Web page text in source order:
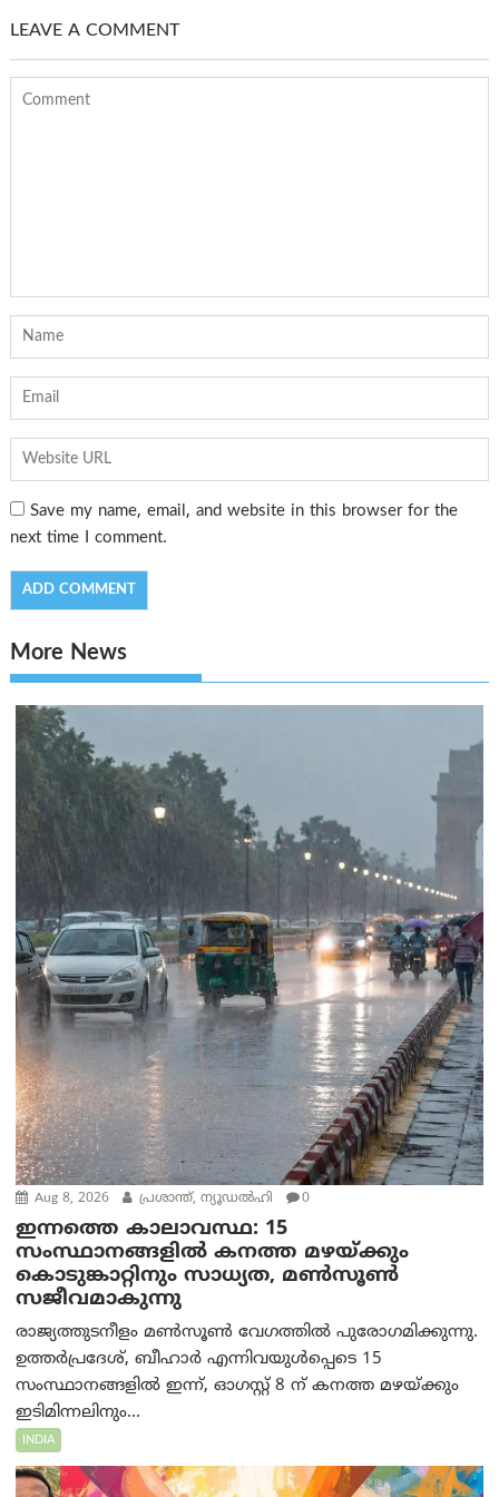
LEAVE A COMMENT
Save my name, email, and website in this browser for the
next time I comment.
More News
Aug 8, 2026 പ്രശാന്ത്, ന്യൂഡല്‍ഹി 0
ഇന്നത്തെ കാലാവസ്ഥ: 15
സംസ്ഥാനങ്ങളിൽ കനത്ത മഴയ്ക്കും
കൊടുങ്കാറ്റിനും സാധ്യത, മൺസൂൺ
സജീവമാകുന്നു
രാജ്യത്തുടനീളം മൺസൂൺ വേഗത്തിൽ പുരോഗമിക്കുന്നു.
ഉത്തർപ്രദേശ്, ബീഹാർ എന്നിവയുൾപ്പെടെ 15
സംസ്ഥാനങ്ങളിൽ ഇന്ന്, ഓഗസ്റ്റ് 8 ന് കനത്ത മഴയ്ക്കും
ഇടിമിന്നലിനും...
INDIA